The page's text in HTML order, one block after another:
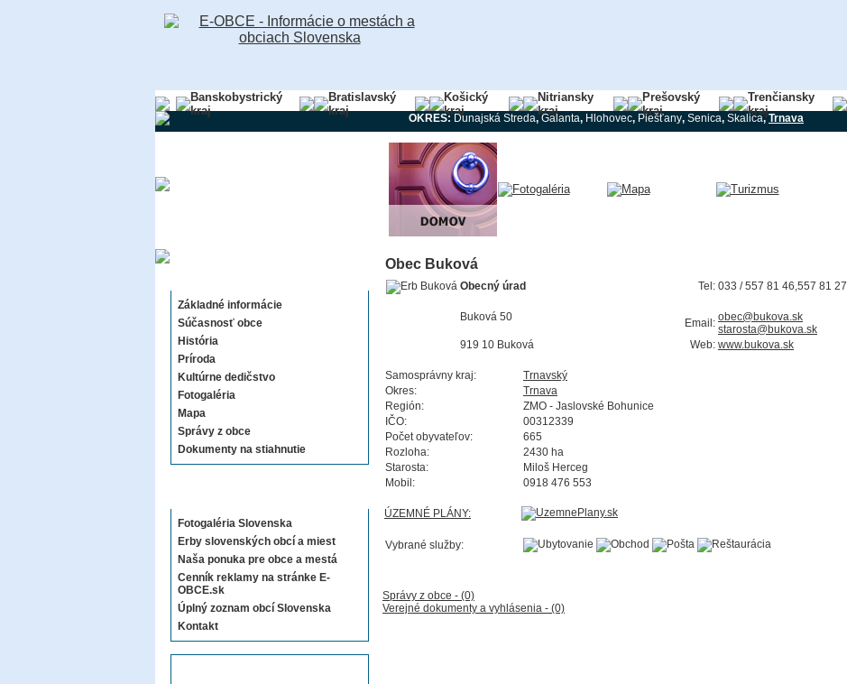
Banskobystrický
kraj
Bratislavský
kraj
Košický
kraj
Nitriansky
kraj
Prešovský
kraj
Trenčiansky
kraj
OKRES: Dunajská Streda,Galanta, Hlohovec, Piešťany, Senica, Skalica,Trnava
Základné informácie
Súčasnosť obce
História
Príroda
Kultúrne dedičstvo
Fotogaléria
Mapa
Správy z obce
Dokumenty na stiahnutie
Fotogaléria Slovenska
Erby slovenských obcí a miest
Naša ponuka pre obce a mestá
Cenník reklamy na stránke E-
OBCE.sk
Úplný zoznam obcí Slovenska
Kontakt
Obec Buková
Obecný úrad Tel: 033 / 557 81 46,557 81 27
Buková 50 Email: obec@bukova.sk
starosta@bukova.sk
919 10 Buková
Web: www.bukova.sk
Samosprávny kraj:
Trnavský
Okres:
Trnava
Región:
ZMO - Jaslovské Bohunice
IČO:
00312339
Počet obyvateľov:
665
Rozloha:
2430 ha
Starosta:
Miloš Herceg
Mobil:
0918 476 553
ÚZEMNÉ PLÁNY:
Vybrané služby:
Správy z obce - (0)
Verejné dokumenty a vyhlásenia - (0)